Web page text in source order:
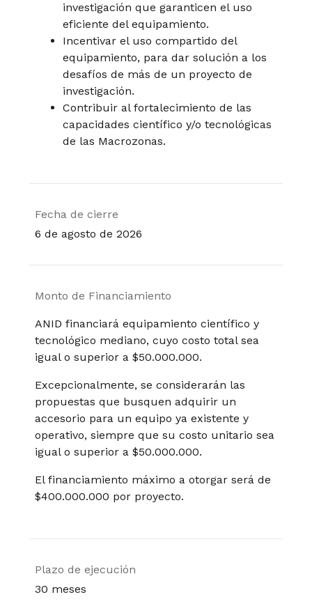
investigación que garanticen el uso
eficiente del equipamiento.
Incentivar el uso compartido del
equipamiento, para dar solución a los
desafíos de más de un proyecto de
investigación.
Contribuir al fortalecimiento de las
capacidades científico y/o tecnológicas
de las Macrozonas.
Fecha de cierre
6 de agosto de 2026
Monto de Financiamiento
ANID financiará equipamiento científico y
tecnológico mediano, cuyo costo total sea
igual o superior a $50.000.000.
Excepcionalmente, se considerarán las
propuestas que busquen adquirir un
accesorio para un equipo ya existente y
operativo, siempre que su costo unitario sea
igual o superior a $50.000.000.
El financiamiento máximo a otorgar será de
$400.000.000 por proyecto.
Plazo de ejecución
30 meses